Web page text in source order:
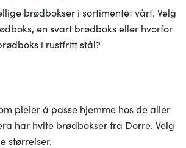
brødbokser i sortimentet vårt. Velg
en svart brødboks eller hvorfor
i rustfritt stål?
pleier å passe hjemme hos de aller
har hvite brødbokser fra Dorre. Velg
størrelser.